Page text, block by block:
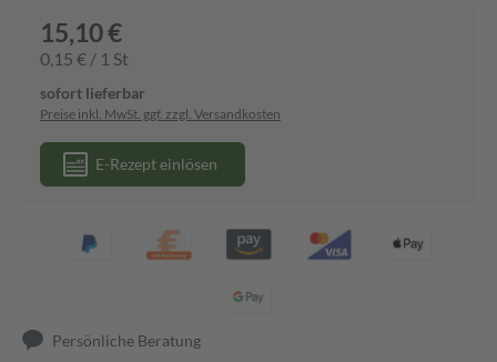
15,10 €
0,15 € / 1 St
sofort lieferbar
Preise inkl. MwSt. ggf. zzgl. Versandkosten
E-Rezept einlösen
Persönliche Beratung